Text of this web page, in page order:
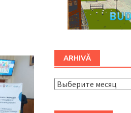
ARHIVĂ
ARHIVĂ